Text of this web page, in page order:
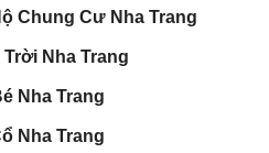
Chung Cư Nha Trang
Nha Trang
Nha Trang
Nha Trang